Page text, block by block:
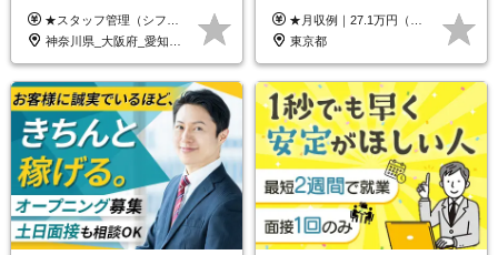
り)◆未経験OK◆リゾート地
も選べる◆月25万円
★スタッフ管理（シフト調整など）の経験があれば【月給28万円以上】 ★賞与支給実績：基本給の2ヶ月分～3ヶ月分 ＝＝ライフスタイルに合わせて働き方を選べます＝＝ ■正社員 ＜未経験者＞月給25万円(寮なしの場合)～35万円＋賞与年2回 ＜経験者＞月給28万円～35万円＋賞与年2回 ※寮をご利用の場合は月給22万円～ ※経験やスキルに応じて決定します ※残業代全額支給 ※試用期間（3ヶ月間）中の雇用形態や待遇に差異はありません ※正社員の場合、転勤の可能性あり ■契約社員 月給22万円～＋残業代全額支給 ※契約社員の場合、賞与の支給および転勤の可能性はありません ※勤務時間や勤務日数の希望があればご相談に応じます ※試用期間なし ※契約の更新 有(勤務状況により判断する) 更新上限 有(通算契約期間の上限 1年/更新回数の上限 なし)
神奈川県_大阪府_愛知県_北海道_兵庫県_京都府_広島県_福岡県_大分県_宮崎県_鹿児島県_沖縄県
◆1勤務で2日分休み◆8割が座
り仕事◆賞与年2回
★月収例｜27.1万円（月給+残業代2.4万円+資格手当0.2万円+家族手当0.85万円） ★賞与年2回＆充実した手当あり！ ■月給23万6,500円～＋賞与年2回＋各種手当 ┗月給には職務手当19,500円、調整手当15,000円、住宅手当18,500円、契約社員手当1,500円を含みます ※試用期間4ヶ月(期間中の給与・待遇の差異はありません) ━━━━━━━━━━ 各種手当も充実！ ━━━━━━━━━━ ★家族手当 ★役付手当 ★資格手当 ★年末年始勤務手当 ★交通費支給（月5万円以内／6ヶ月分の定期代を支給） ★残業・深夜残業手当（全額支給） ━━━━━━━━━━ 給与支給日は毎月25日です ━━━━━━━━━━ 例：1月1日付入社の場合 1月25日に基本給+変動しない手当を支給 2月25日に前月分の残業手当など変動する手当を支給
東京都